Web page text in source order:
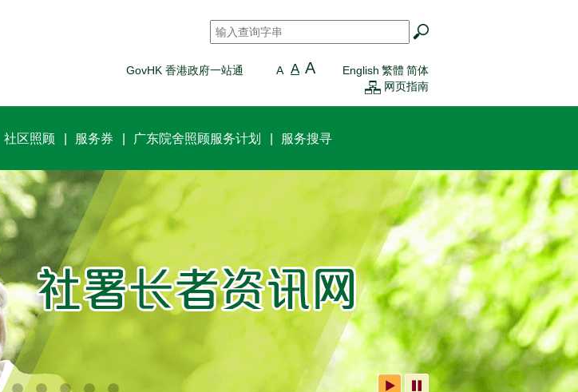
搜寻 *
GovHK 香港政府一站通 A A A English 繁體 简体
网页指南
社区照顾 服务券 广东院舍照顾服务计划 服务搜寻